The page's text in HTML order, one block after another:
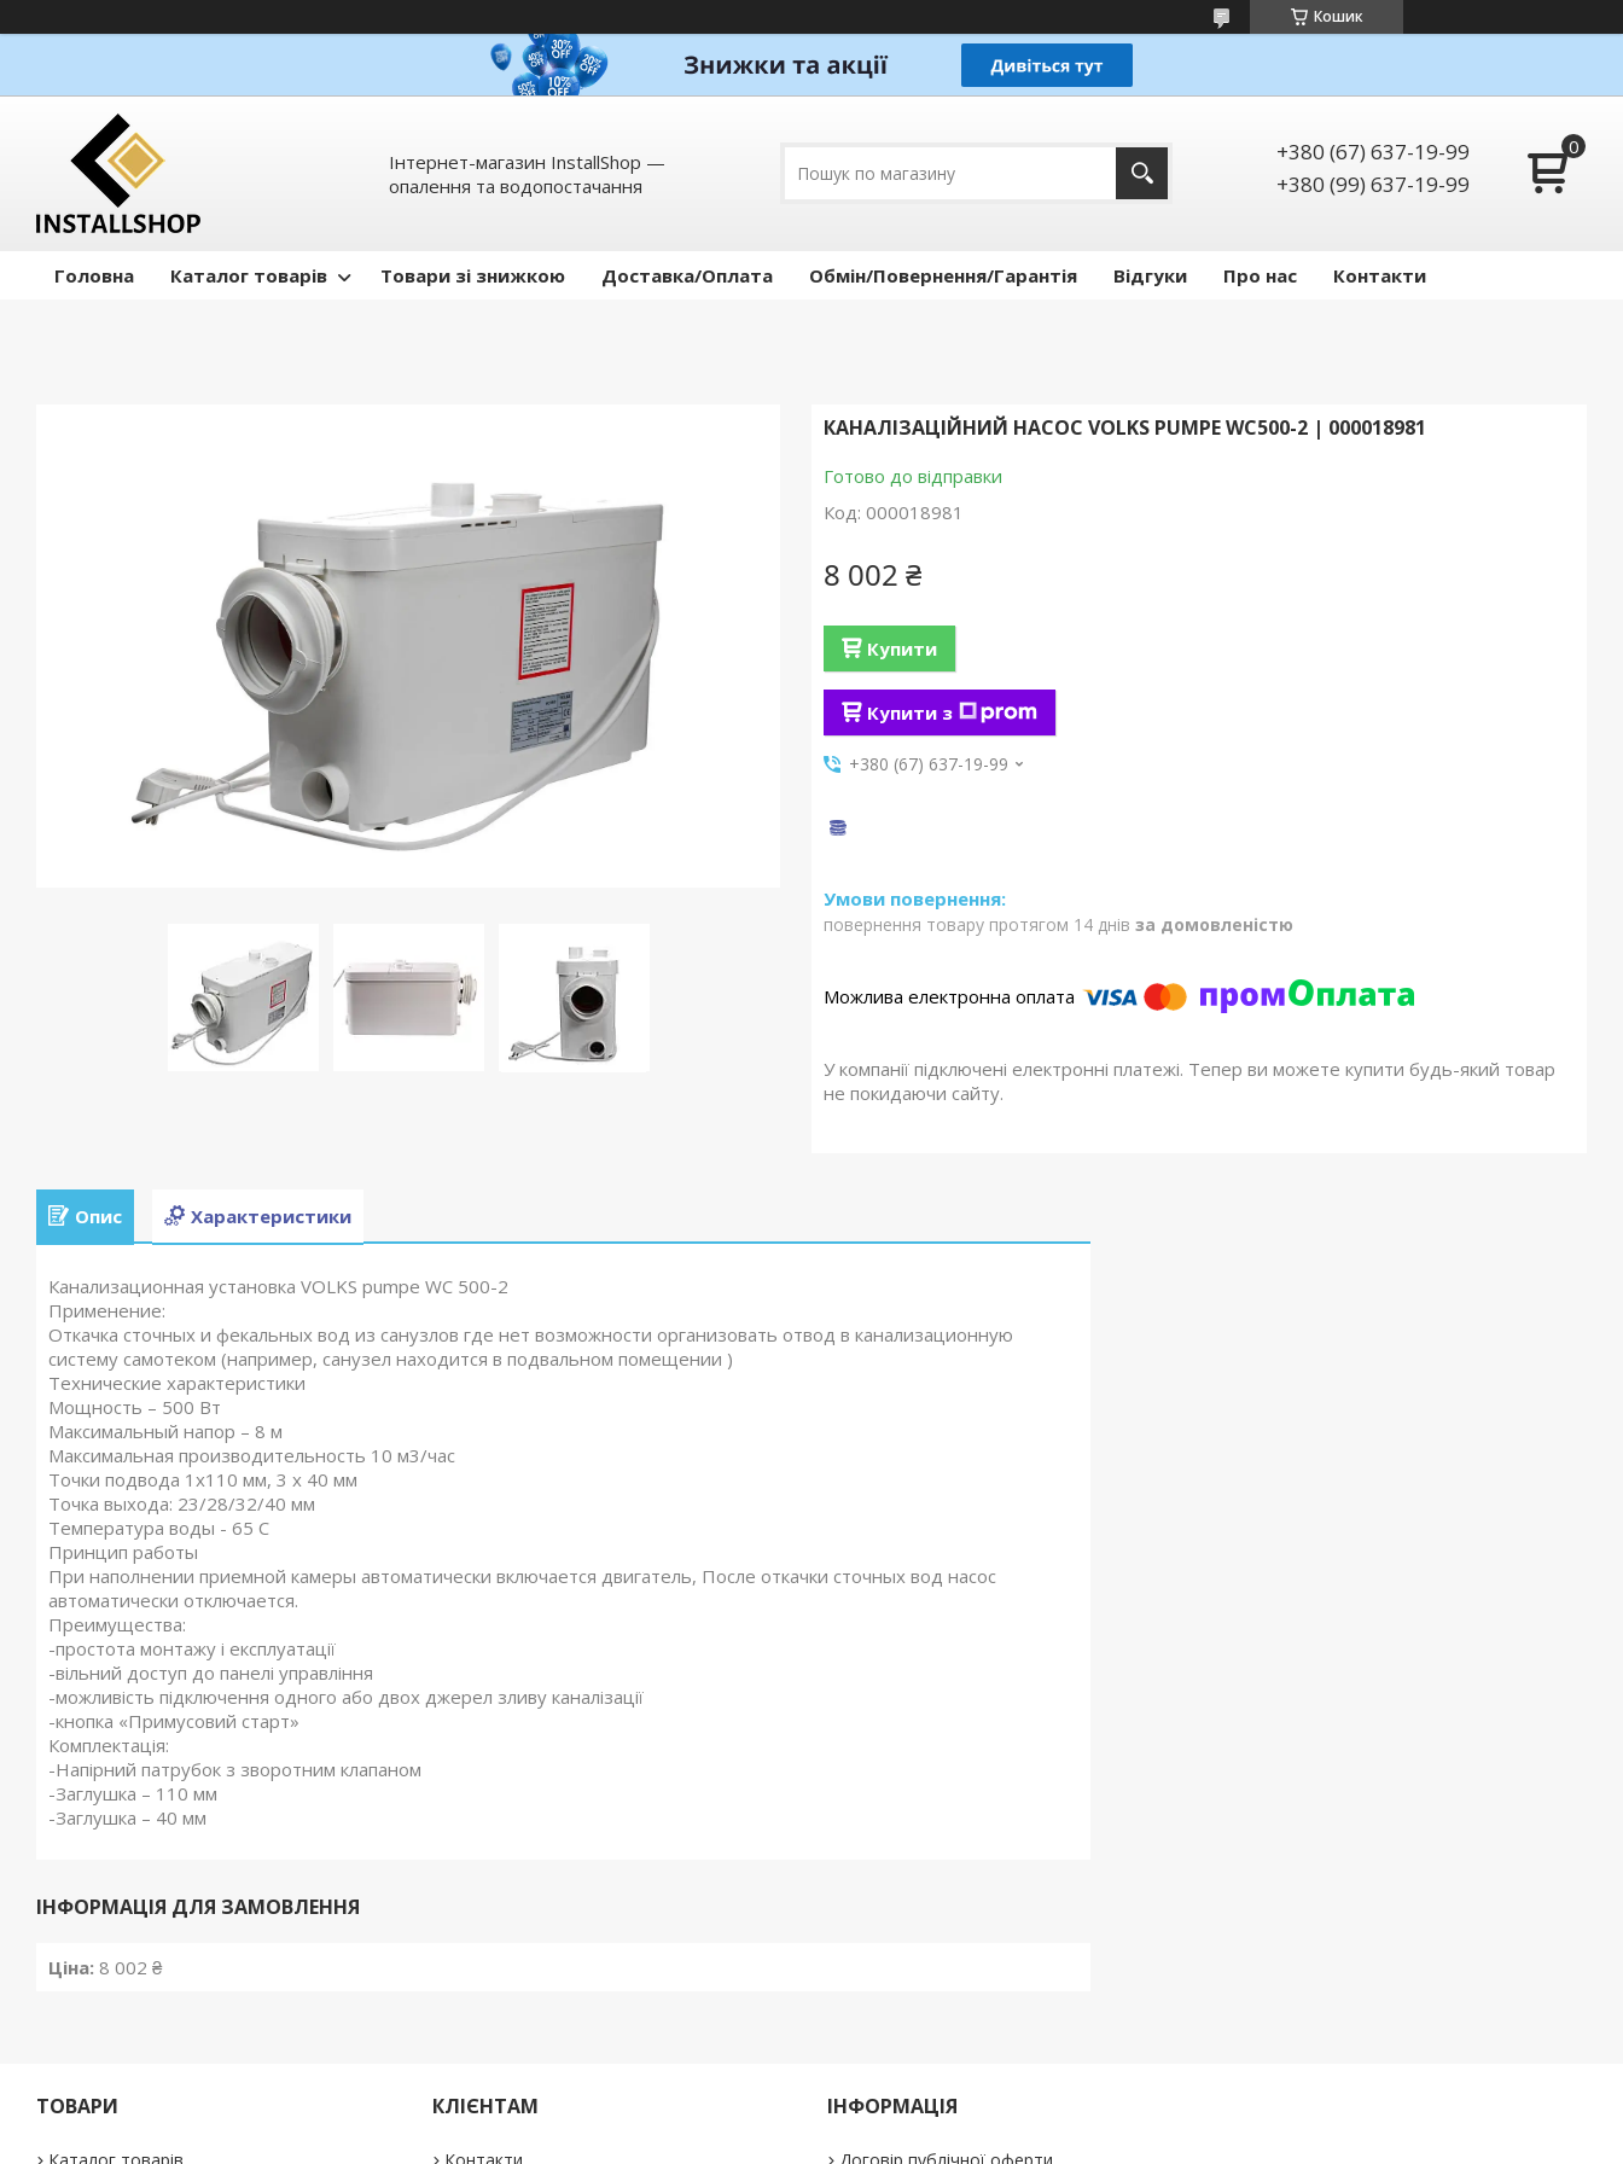
Кошик
Інтернет-магазин InstallShop —
опалення та водопостачання
+380 (67) 637-19-99
+380 (99) 637-19-99
Головна Каталог товарів Товари зі знижкою Доставка/Оплата Обмін/Повернення/Гарантія Відгуки Про нас Контакти
КАНАЛІЗАЦІЙНИЙ НАСОС VOLKS PUMPE WC500-2 | 000018981
Готово до відправки
Код: 000018981
8 002 ₴
Купити
Купити з
+380 (67) 637-19-99
повернення товару протягом 14 днів за домовленістю
У компанії підключені електронні платежі. Тепер ви можете купити будь-який товар
не покидаючи сайту.
Опис Характеристики
Канализационная установка VOLKS pumpe WC 500-2
Применение:
Откачка сточных и фекальных вод из санузлов где нет возможности организовать отвод в канализационную
систему самотеком (например, санузел находится в подвальном помещении )
Технические характеристики
Мощность – 500 Вт
Максимальный напор – 8 м
Максимальная производительность 10 м3/час
Точки подвода 1х110 мм, 3 х 40 мм
Точка выхода: 23/28/32/40 мм
Температура воды - 65 С
Принцип работы
При наполнении приемной камеры автоматически включается двигатель, После откачки сточных вод насос
автоматически отключается.
Преимущества:
-простота монтажу і експлуатації
-вільний доступ до панелі управління
-можливість підключення одного або двох джерел зливу каналізації
-кнопка «Примусовий старт»
Комплектація:
-Напірний патрубок з зворотним клапаном
-Заглушка – 110 мм
-Заглушка – 40 мм
ІНФОРМАЦІЯ ДЛЯ ЗАМОВЛЕННЯ
Ціна: 8 002 ₴
ТОВАРИ КЛІЄНТАМ ІНФОРМАЦІЯ